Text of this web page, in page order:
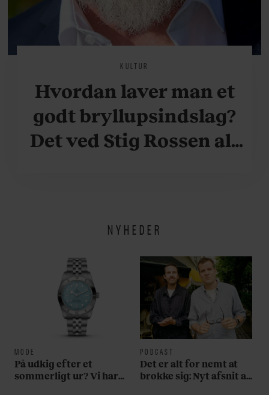
KULTUR
Hvordan laver man et
godt bryllupsindslag?
Det ved Stig Rossen alt
NYHEDER
MODE
På udkig efter et
sommerligt ur? Vi har
PODCAST
Det er alt for nemt at
brokke sig: Nyt afsnit af